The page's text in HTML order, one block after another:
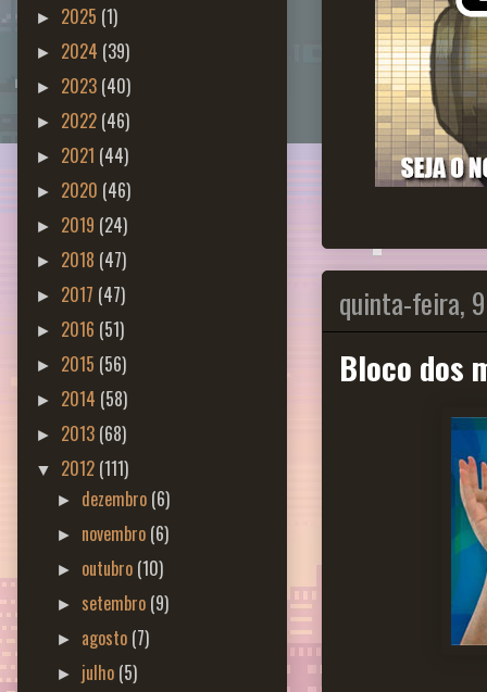
quinta-feira,
Bloco dos
► 2025 (1)
► 2024 (39)
► 2023 (40)
► 2022 (46)
► 2021 (44)
► 2020 (46)
► 2019 (24)
► 2018 (47)
► 2017 (47)
► 2016 (51)
► 2015 (56)
► 2014 (58)
► 2013 (68)
▼ 2012 (111)
► dezembro (6)
► novembro (6)
► outubro (10)
► setembro (9)
► agosto (7)
► julho (5)